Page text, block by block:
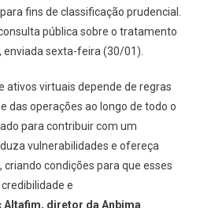
para fins de classificação prudencial.
pública sobre o tratamento
enviada sexta-feira (30/01).
ativos virtuais depende de regras
das operações ao longo de todo o
para contribuir com um
vulnerabilidades e ofereça
condições para que esses
e
Altafim, diretor da Anbima.